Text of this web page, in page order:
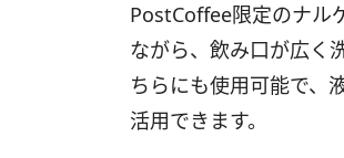
PostCoffee限定のナル
ながら、飲み口が広く
ちらにも使用可能で、
活用できます。